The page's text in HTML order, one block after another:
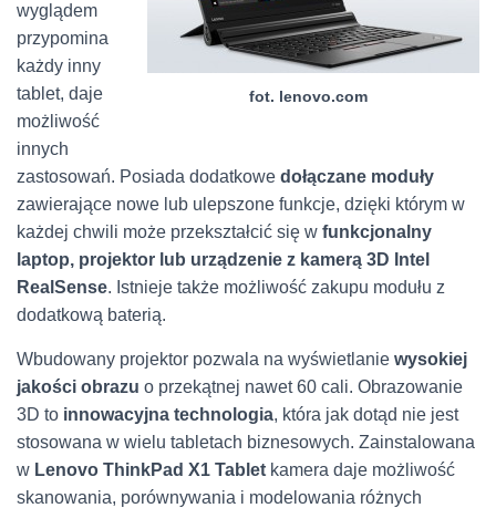
fot. lenovo.com
wyglądem
przypomina
każdy inny
tablet, daje
możliwość
innych
zastosowań. Posiada dodatkowe dołączane moduły
zawierające nowe lub ulepszone funkcje, dzięki którym w
każdej chwili może przekształcić się w funkcjonalny
laptop, projektor lub urządzenie z kamerą 3D Intel
RealSense. Istnieje także możliwość zakupu modułu z
dodatkową baterią.
Wbudowany projektor pozwala na wyświetlanie wysokiej
jakości obrazu o przekątnej nawet 60 cali. Obrazowanie
3D to innowacyjna technologia, która jak dotąd nie jest
stosowana w wielu tabletach biznesowych. Zainstalowana
w Lenovo ThinkPad X1 Tablet kamera daje możliwość
skanowania, porównywania i modelowania różnych